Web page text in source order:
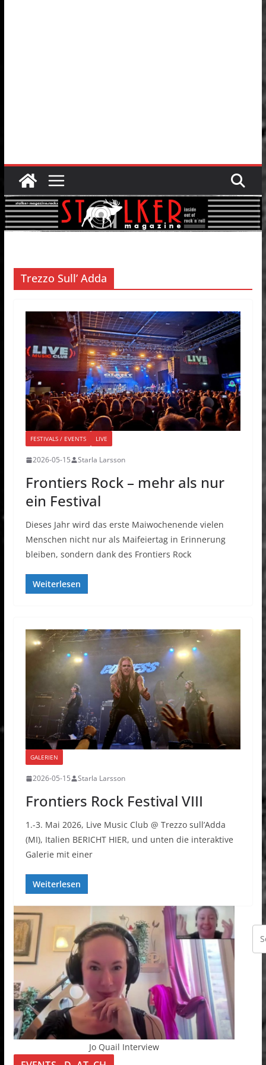
Trezzo Sull’ Adda
FESTIVALS / EVENTS LIVE
2026-05-15 Starla Larsson
Frontiers Rock – mehr als nur
ein Festival
Dieses Jahr wird das erste Maiwochenende vielen
Menschen nicht nur als Maifeiertag in Erinnerung
bleiben, sondern dank des Frontiers Rock
Weiterlesen
GALERIEN
2026-05-15 Starla Larsson
Frontiers Rock Festival VIII
1.-3. Mai 2026, Live Music Club @ Trezzo sull’Adda
(MI), Italien BERICHT HIER, und unten die interaktive
Galerie mit einer
Weiterlesen
Jo Quail Interview